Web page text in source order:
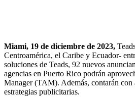
Miami, 19 de diciembre de 2023,
Centroamérica, el Caribe y Ecuador-
soluciones de Teads, 92 nuevos
agencias en Puerto Rico podrán
Manager (TAM). Además, contarán con
estrategias publicitarias.